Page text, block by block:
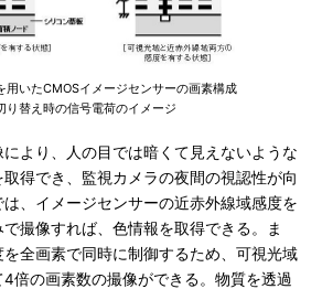
用いたCMOSイメージセンサーの画素構成
り替え時の信号電荷のイメージ
より、人の目では暗くて見えないような
得でき、監視カメラの夜間の視認性が向
は、イメージセンサーの近赤外線域感度を
撮像すれば、色情報を取得できる。ま
全画素で同時に制御するため、可視光域
倍の画素数の撮像ができる。物質を透過